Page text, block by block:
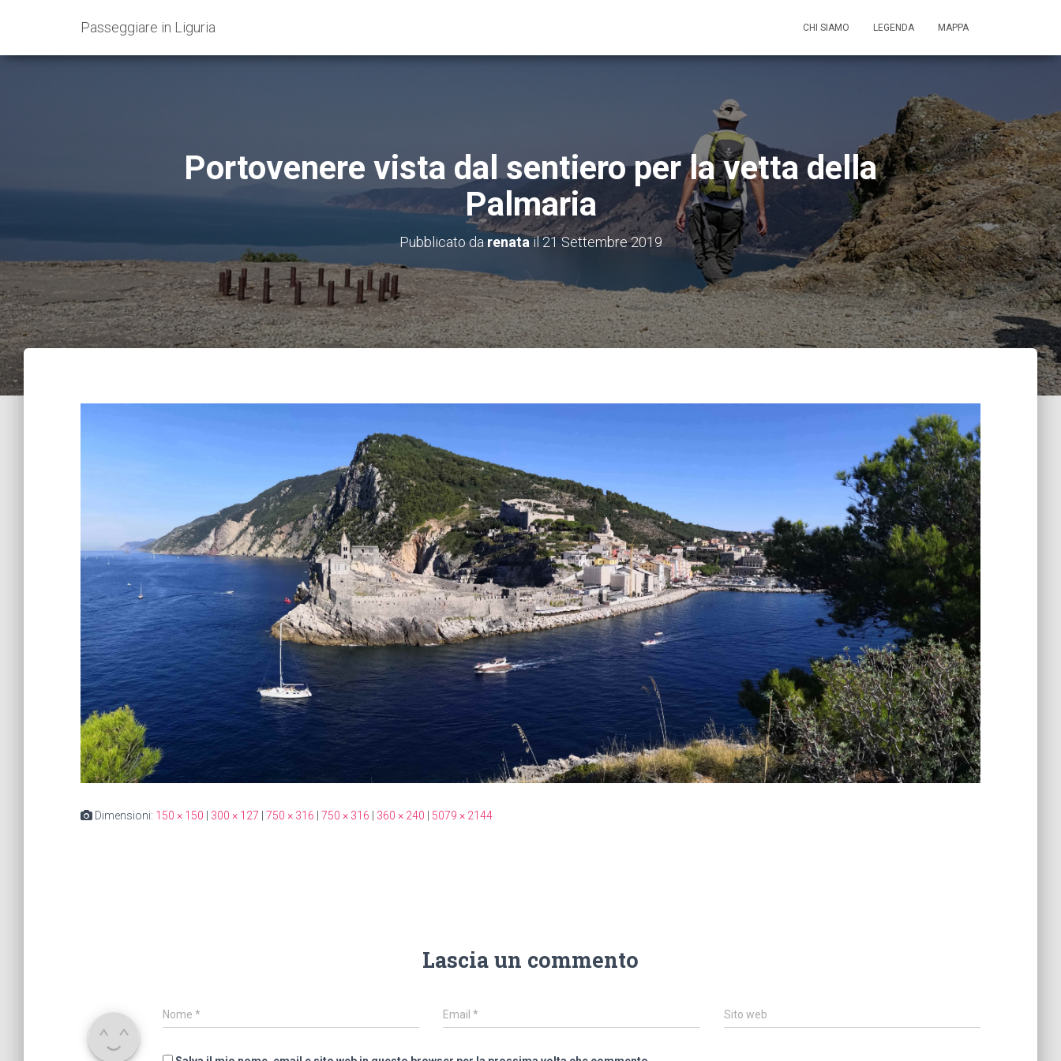
Passeggiare in Liguria CHI SIAMO LEGENDA MAPPA
Portovenere vista dal sentiero per la vetta della
Palmaria
Pubblicato da renatail 21 Settembre 2019
Dimensioni: 150 × 150 300 × 127 750 × 316 750 × 316 360 × 240 5079 × 2144
Lascia un commento
Nome * Email* Sito web